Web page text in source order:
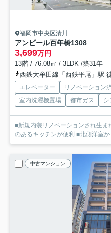
福岡市中央区清川
アンピール百年橋1308
3,699万円
13階 / 76.08㎡ / 3LDK /築31年
西鉄大牟田線「西鉄平尾」駅
エレベーター リノベーション
室内洗濯機置場
都市ガス シ
■新規内装リノベーションされ生
のあるキッチンが便利 ■北側洋室
中古マンション